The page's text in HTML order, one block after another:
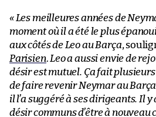
« Les meilleures années de
moment où il a été le plus
aux côtés de Leo au Barça,
Parisien. Leo a aussi envie de
désir est mutuel. Ça fait plusieurs
de faire revenir Neymar au
il l’a suggéré à ses dirigeants. Il y
désir communs d’être à nouveau